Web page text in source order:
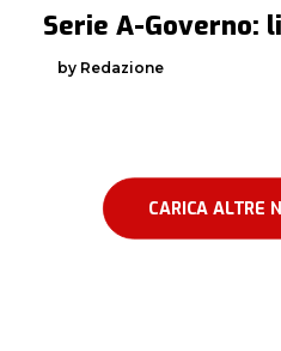
Serie A-Governo:
by Redazione
CARICA ALTRE